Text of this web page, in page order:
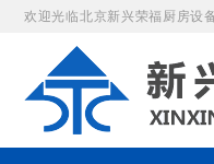
欢迎光临北京新兴荣福厨房设